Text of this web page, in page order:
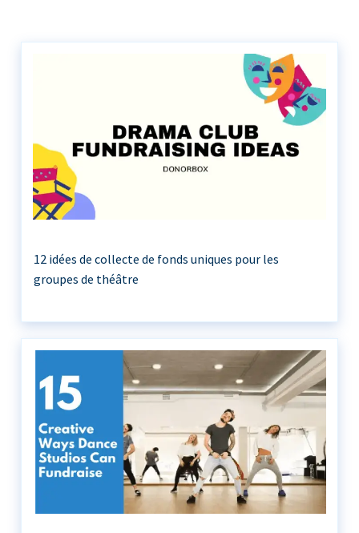
12 idées de collecte de fonds uniques pour les
groupes de théâtre